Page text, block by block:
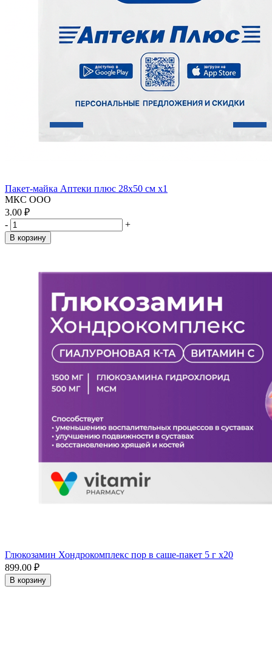
Пакет-майка Аптеки плюс 28х50 см x1
МКС ООО
3.00 ₽
-
+
В корзину
Глюкозамин Хондрокомплекс пор в саше-пакет 5 г x20
899.00 ₽
В корзину